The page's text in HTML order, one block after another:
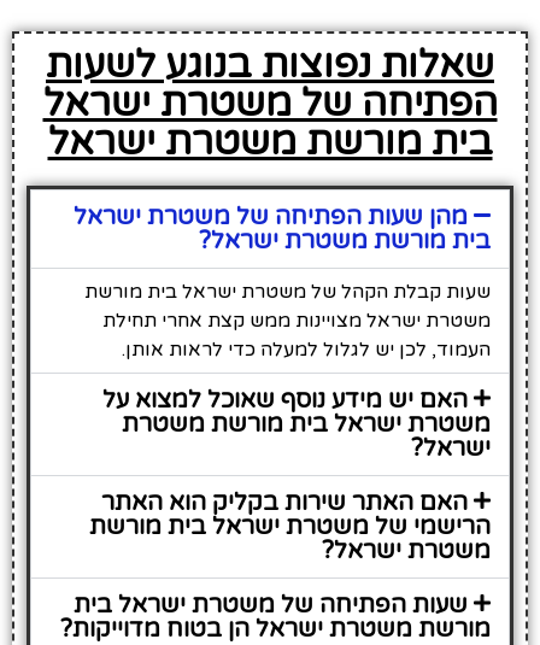
שאלות נפוצות בנוגע לשעות
הפתיחה של משטרת ישראל
בית מורשת משטרת ישראל
מהן שעות הפתיחה של משטרת ישראל
בית מורשת משטרת ישראל?
שעות קבלת הקהל של משטרת ישראל בית מורשת
משטרת ישראל מצויינות ממש קצת אחרי תחילת
העמוד, לכן יש לגלול למעלה כדי לראות אותן.
האם יש מידע נוסף שאוכל למצוא על
משטרת ישראל בית מורשת משטרת
ישראל?
האם האתר שירות בקליק הוא האתר
הרישמי של משטרת ישראל בית מורשת
משטרת ישראל?
שעות הפתיחה של משטרת ישראל בית
מורשת משטרת ישראל הן בטוח מדוייקות?